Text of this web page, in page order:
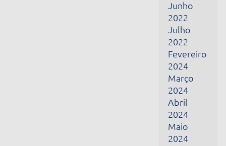
Fevereiro
Março
2025
Abril
2025
Maio
2025
Dezembro
2025
Janeiro
2026